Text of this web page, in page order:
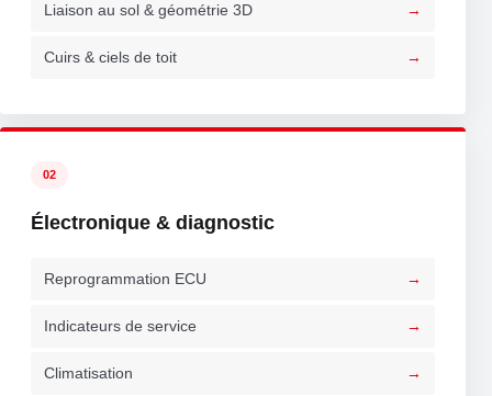
Liaison au sol & géométrie 3D
Cuirs & ciels de toit
02
Électronique & diagnostic
Reprogrammation ECU
Indicateurs de service
Climatisation